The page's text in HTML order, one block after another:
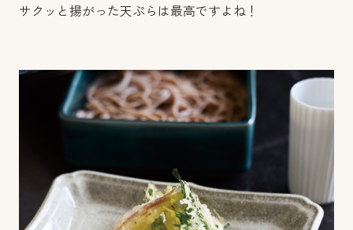
サクッと揚がった天ぷらは最高ですよね！